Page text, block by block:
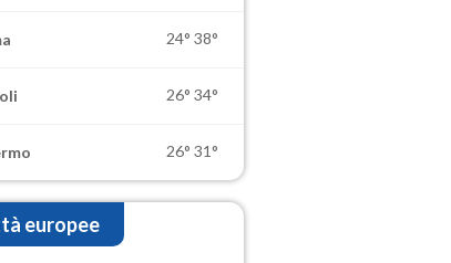
24° 38°
26° 34°
26° 31°
europee